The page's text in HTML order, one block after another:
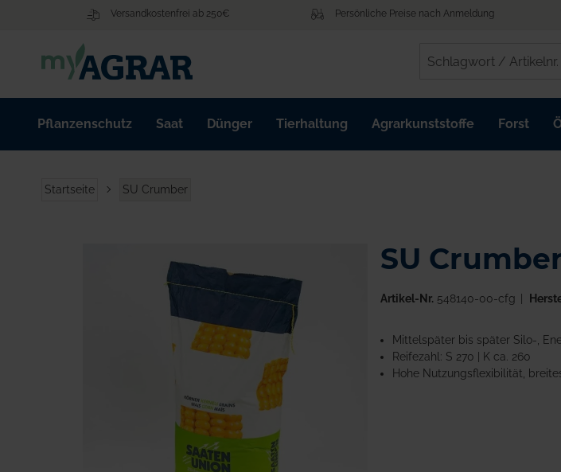
Versandkostenfrei ab 250€ Persönliche Preise nach Anmeldung
Pflanzenschutz Saat Dünger Tierhaltung Agrarkunststoffe Forst
Startseite SU Crumber
SU
Artikel-Nr. 548140-00-cfg
Mittelspäter bis später Silo-,
Reifezahl: S 270 | K ca. 260
Hohe Nutzungsflexibilität,